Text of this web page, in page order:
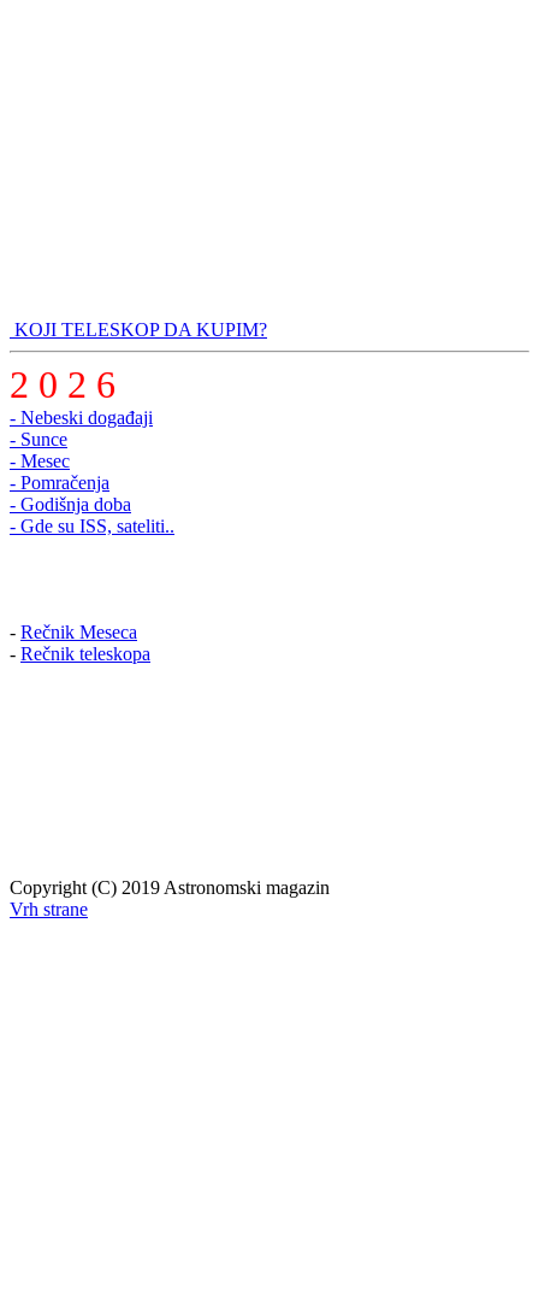
KOJI TELESKOP DA KUPIM?
2 0 2 6
- Nebeski događaji
- Sunce
- Mesec
- Pomračenja
- Godišnja doba
- Gde su ISS, sateliti..
- Rečnik Meseca
- Rečnik teleskopa
Copyright (C) 2019 Astronomski magazin
Vrh strane